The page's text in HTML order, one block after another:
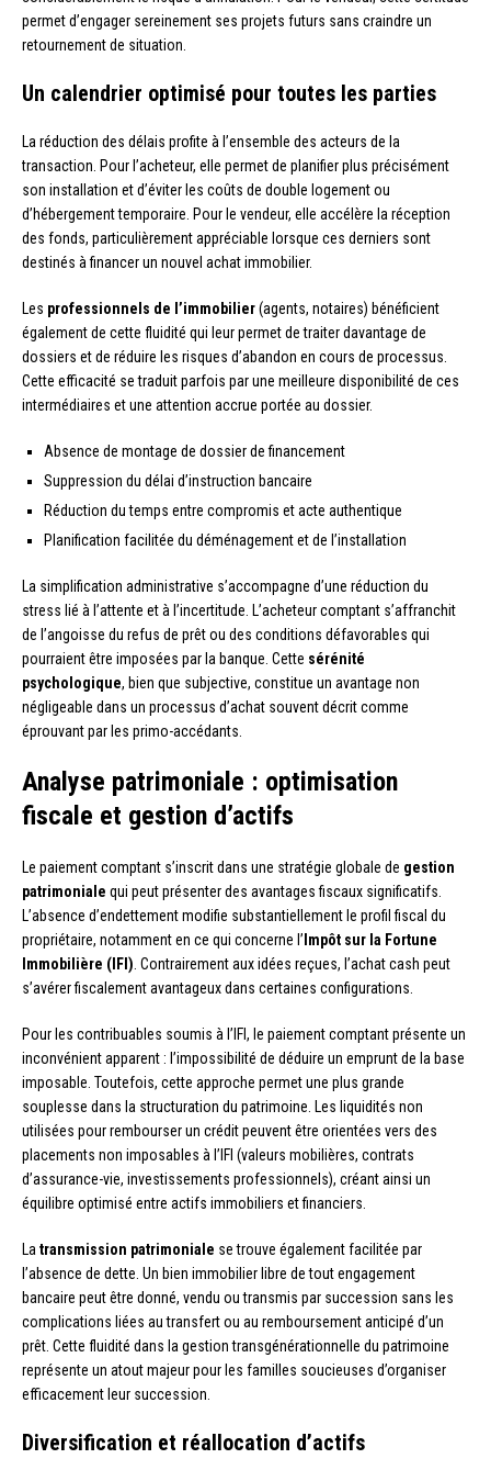
permet d’engager sereinement ses projets futurs sans craindre un
retournement de situation.
Un calendrier optimisé pour toutes les parties
La réduction des délais profite à l’ensemble des acteurs de la
transaction. Pour l’acheteur, elle permet de planifier plus précisément
son installation et d’éviter les coûts de double logement ou
d’hébergement temporaire. Pour le vendeur, elle accélère la réception
des fonds, particulièrement appréciable lorsque ces derniers sont
destinés à financer un nouvel achat immobilier.
Les professionnels de l’immobilier(agents, notaires) bénéficient
également de cette fluidité qui leur permet de traiter davantage de
dossiers et de réduire les risques d’abandon en cours de processus.
Cette efficacité se traduit parfois par une meilleure disponibilité de ces
intermédiaires et une attention accrue portée au dossier.
Absence de montage de dossier de financement
Suppression du délai d’instruction bancaire
Réduction du temps entre compromis et acte authentique
Planification facilitée du déménagement et de l’installation
La simplification administrative s’accompagne d’une réduction du
stress lié à l’attente et à l’incertitude. L’acheteur comptant s’affranchit
de l’angoisse du refus de prêt ou des conditions défavorables qui
pourraient être imposées par la banque. Cette sérénité
psychologique, bien que subjective, constitue un avantage non
négligeable dans un processus d’achat souvent décrit comme
éprouvant par les primo-accédants.
Analyse patrimoniale : optimisation
fiscale et gestion d’actifs
Le paiement comptant s’inscrit dans une stratégie globale de gestion
patrimoniale qui peut présenter des avantages fiscaux significatifs.
L’absence d’endettement modifie substantiellement le profil fiscal du
propriétaire, notamment en ce qui concerne l’ Impôt sur la Fortune
Immobilière (IFI). Contrairement aux idées reçues, l’achat cash peut
s’avérer fiscalement avantageux dans certaines configurations.
Pour les contribuables soumis à l’IFI, le paiement comptant présente un
inconvénient apparent : l’impossibilité de déduire un emprunt de la base
imposable. Toutefois, cette approche permet une plus grande
souplesse dans la structuration du patrimoine. Les liquidités non
utilisées pour rembourser un crédit peuvent être orientées vers des
placements non imposables à l’IFI (valeurs mobilières, contrats
d’assurance-vie, investissements professionnels), créant ainsi un
équilibre optimisé entre actifs immobiliers et financiers.
Latransmission patrimoniale se trouve également facilitée par
l’absence de dette. Un bien immobilier libre de tout engagement
bancaire peut être donné, vendu ou transmis par succession sans les
complications liées au transfert ou au remboursement anticipé d’un
prêt. Cette fluidité dans la gestion transgénérationnelle du patrimoine
représente un atout majeur pour les familles soucieuses d’organiser
efficacement leur succession.
Diversification et réallocation d’actifs